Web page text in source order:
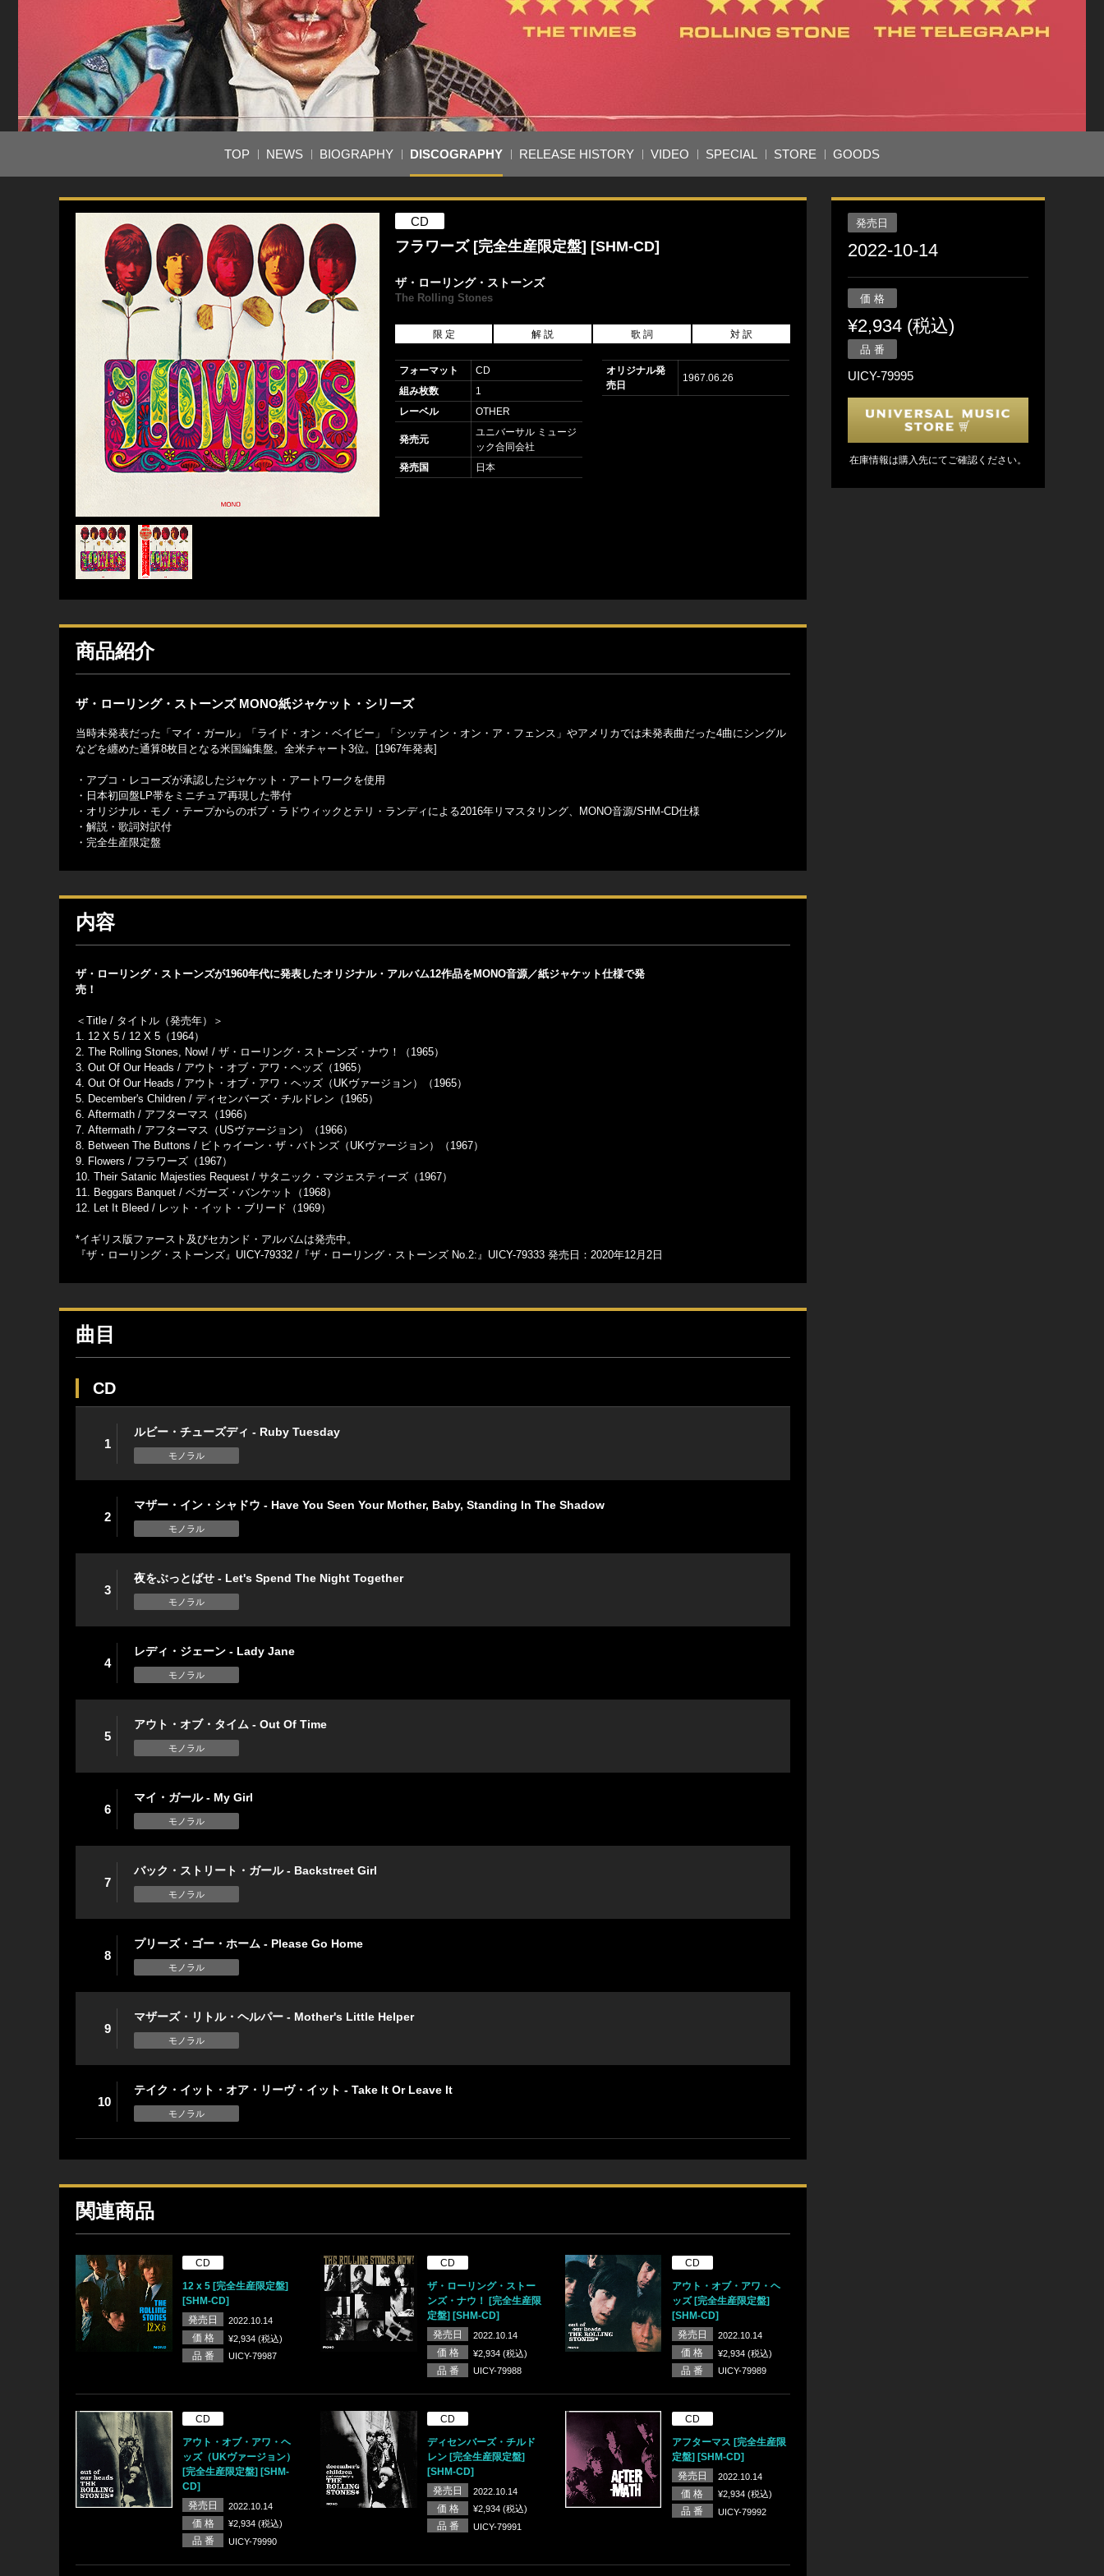
TOP NEWS BIOGRAPHY DISCOGRAPHY RELEASE HISTORY VIDEO SPECIAL STORE GOODS
CD
フラワーズ [完全生産限定盤] [SHM-CD]
ザ・ローリング・ストーンズ
The Rolling Stones
限 定 解 説 歌 詞 対 訳
フォーマット
CD
組み枚数
1
レーベル
OTHER
発売元
ユニバーサル ミュージ
ック合同会社
発売国
日本
オリジナル発
売日
1967.06.26
商品紹介
ザ・ローリング・ストーンズ MONO紙ジャケット・シリーズ
当時未発表だった「マイ・ガール」「ライド・オン・ベイビー」「シッティン・オン・ア・フェンス」やアメリカでは未発表曲だった4曲にシングル
などを纏めた通算8枚目となる米国編集盤。全米チャート3位。[1967年発表]
・アブコ・レコーズが承認したジャケット・アートワークを使用
・日本初回盤LP帯をミニチュア再現した帯付
・オリジナル・モノ・テープからのボブ・ラドウィックとテリ・ランディによる2016年リマスタリング、MONO音源/SHM-CD仕様
・解説・歌詞対訳付
・完全生産限定盤
内容
ザ・ローリング・ストーンズが1960年代に発表したオリジナル・アルバム12作品をMONO音源／紙ジャケット仕様で発
売！
＜Title / タイトル（発売年）＞
1. 12 X 5 / 12 X 5（1964）
2. The Rolling Stones, Now! / ザ・ローリング・ストーンズ・ナウ！（1965）
3. Out Of Our Heads / アウト・オブ・アワ・ヘッズ（1965）
4. Out Of Our Heads / アウト・オブ・アワ・ヘッズ（UKヴァージョン）（1965）
5. December's Children / ディセンバーズ・チルドレン（1965）
6. Aftermath / アフターマス（1966）
7. Aftermath / アフターマス（USヴァージョン）（1966）
8. Between The Buttons / ビトゥイーン・ザ・バトンズ（UKヴァージョン）（1967）
9. Flowers / フラワーズ（1967）
10. Their Satanic Majesties Request / サタニック・マジェスティーズ（1967）
11. Beggars Banquet / ベガーズ・バンケット（1968）
12. Let It Bleed / レット・イット・ブリード（1969）
*イギリス版ファースト及びセカンド・アルバムは発売中。
『ザ・ローリング・ストーンズ』UICY-79332 /『ザ・ローリング・ストーンズ No.2:』UICY-79333 発売日：2020年12月2日
曲目
CD
1
ルビー・チューズディ - Ruby Tuesday
モノラル
2
マザー・イン・シャドウ - Have You Seen Your Mother, Baby, Standing In The Shadow
モノラル
3
夜をぶっとばせ - Let's Spend The Night Together
モノラル
4
レディ・ジェーン - Lady Jane
モノラル
5
アウト・オブ・タイム - Out Of Time
モノラル
6
マイ・ガール - My Girl
モノラル
7
バック・ストリート・ガール - Backstreet Girl
モノラル
8
プリーズ・ゴー・ホーム - Please Go Home
モノラル
9
マザーズ・リトル・ヘルパー - Mother's Little Helper
モノラル
10
テイク・イット・オア・リーヴ・イット - Take It Or Leave It
モノラル
関連商品
CD
12 x 5 [完全生産限定盤]
[SHM-CD]
発売日
2022.10.14
価 格 ¥2,934 (税込)
品 番 UICY-79987
CD
ザ・ローリング・ストー
ンズ・ナウ！ [完全生産限
定盤] [SHM-CD]
発売日
2022.10.14
価 格 ¥2,934 (税込)
品 番 UICY-79988
CD
アウト・オブ・アワ・ヘ
ッズ [完全生産限定盤]
[SHM-CD]
発売日
2022.10.14
価 格 ¥2,934 (税込)
品 番 UICY-79989
CD
アウト・オブ・アワ・ヘ
ッズ（UKヴァージョン）
[完全生産限定盤] [SHM-
CD]
発売日
2022.10.14
価 格 ¥2,934 (税込)
品 番 UICY-79990
CD
ディセンバーズ・チルド
レン [完全生産限定盤]
[SHM-CD]
発売日
2022.10.14
価 格 ¥2,934 (税込)
品 番 UICY-79991
CD
アフターマス [完全生産限
定盤] [SHM-CD]
発売日
2022.10.14
価 格 ¥2,934 (税込)
品 番 UICY-79992
発売日
2022-10-14
価 格
¥2,934 (税込)
品 番
UICY-79995
在庫情報は購入先にてご確認ください。